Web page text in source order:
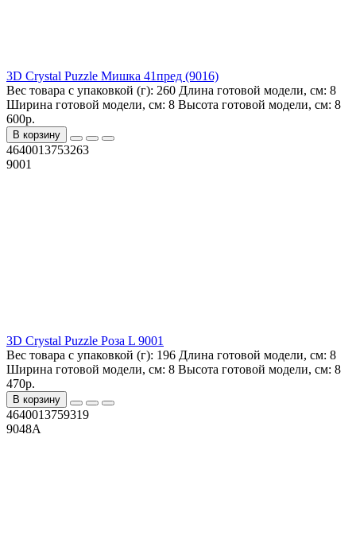
3D Crystal Puzzle Мишка 41пред (9016)
Вес товара с упаковкой (г): 260 Длина готовой модели, см: 8
Ширина готовой модели, см: 8 Высота готовой модели, см: 8
600р.
В корзину
4640013753263
9001
3D Crystal Puzzle Роза L 9001
Вес товара с упаковкой (г): 196 Длина готовой модели, см: 8
Ширина готовой модели, см: 8 Высота готовой модели, см: 8
470р.
В корзину
4640013759319
9048A